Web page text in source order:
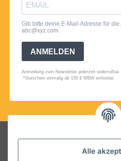
Alle
Folgt uns auf